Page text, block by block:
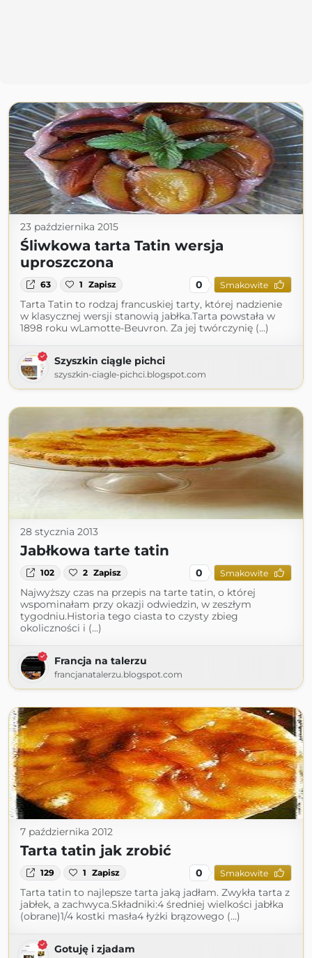
23 października 2015
Śliwkowa tarta Tatin wersja
uproszczona
63 1 Zapisz 0 Smakowite
Tarta Tatin to rodzaj francuskiej tarty, której nadzienie
w klasycznej wersji stanowią jabłka.Tarta powstała w
1898 roku wLamotte-Beuvron. Za jej twórczynię (...)
Szyszkin ciągle pichci
szyszkin-ciagle-pichci.blogspot.com
28 stycznia 2013
Jabłkowa tarte tatin
102 2 Zapisz 0 Smakowite
Najwyższy czas na przepis na tarte tatin, o której
wspominałam przy okazji odwiedzin, w zeszłym
tygodniu.Historia tego ciasta to czysty zbieg
okoliczności i (...)
Francja na talerzu
francjanatalerzu.blogspot.com
7 października 2012
Tarta tatin jak zrobić
129 1 Zapisz 0 Smakowite
Tarta tatin to najlepsze tarta jaką jadłam. Zwykła tarta z
jabłek, a zachwyca.Składniki:4 średniej wielkości jabłka
(obrane)1/4 kostki masła4 łyżki brązowego (...)
Gotuję i zjadam